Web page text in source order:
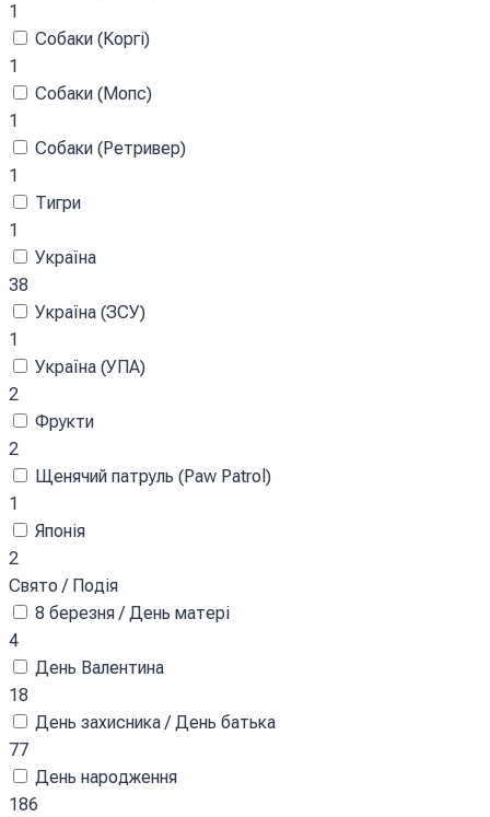
1
Собаки (Коргі)
1
Собаки (Мопс)
1
Собаки (Ретривер)
1
Тигри
1
Україна
38
Україна (ЗСУ)
1
Україна (УПА)
2
Фрукти
2
Щенячий патруль (Paw Patrol)
1
Японія
2
Свято / Подія
8 березня / День матері
4
День Валентина
18
День захисника / День батька
77
День народження
186